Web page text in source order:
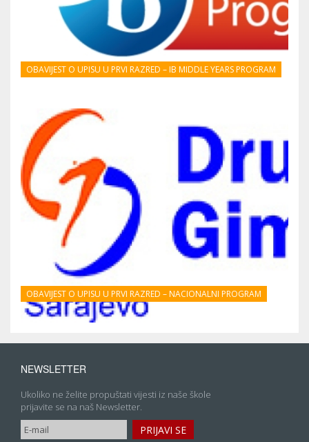
OBAVIJEST O UPISU U PRVI RAZRED – IB MIDDLE YEARS PROGRAM
OBAVIJEST O UPISU U PRVI RAZRED – NACIONALNI PROGRAM
NEWSLETTER
Ukoliko ne želite propuštati vijesti iz naše škole
prijavite se na naš Newsletter.